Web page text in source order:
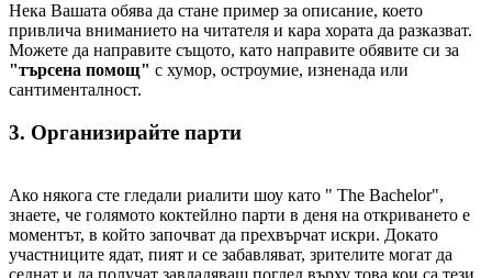
Нека Вашата обява да стане пример за описание, което
привлича вниманието на читателя и кара хората да разказват.
Можете да направите същото, като направите обявите си за
"търсена помощ" с хумор, остроумие, изненада или
сантименталност.
3. Организирайте парти
Ако някога сте гледали риалити шоу като " The Bachelor",
знаете, че голямото коктейлно парти в деня на откриването е
моментът, в който започват да прехвърчат искри. Докато
участниците ядат, пият и се забавляват, зрителите могат да
седнат и да получат завладяващ поглед върху това кои са тези